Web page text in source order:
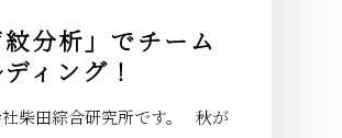
紋分析」でチーム
ィング！
柴田綜合研究所です。 秋が